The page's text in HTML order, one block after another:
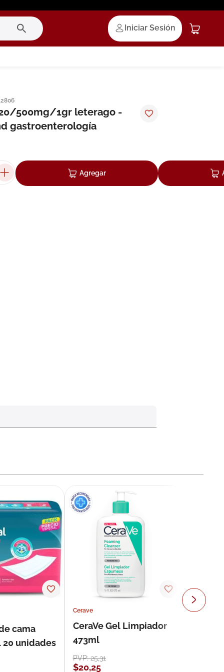
Iniciar Sesión
500mg/1gr leterago -
gastroenterología
Agregar
cama
unidades
Cerave
CeraVe Gel Limpiador
473ml
PVP:25,31
$20,25